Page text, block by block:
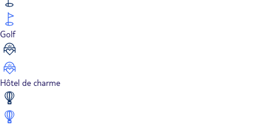
Golf
Hôtel de charme